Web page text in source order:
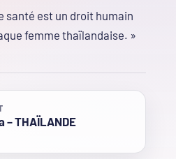
santé est un droit humain
femme thaïlandaise. »
– THAÏLANDE